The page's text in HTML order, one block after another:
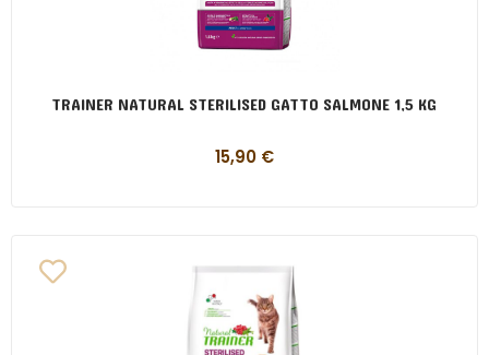
TRAINER NATURAL STERILISED GATTO SALMONE 1,5 KG
15,90 €